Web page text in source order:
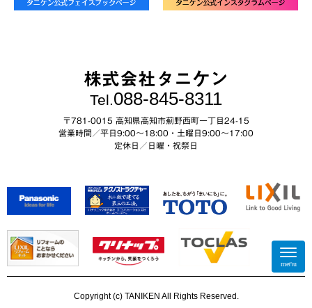
株式会社タニケン
Tel.088-845-8311
〒781-0015 高知県高知市薊野西町一丁目24-15
営業時間／平日9:00～18:00・土曜日9:00〜17:00
定休日／日曜・祝祭日
N
a
v
menu
Copyright (c) TANIKEN All Rights Reserved.